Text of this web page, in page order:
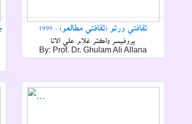
ثقافتي ورثو (ثقافتي مطالعو) - 1999
پروفيسر ڊاڪٽر غلام علي الانا
By: Prof. Dr. Ghulam Ali Allana